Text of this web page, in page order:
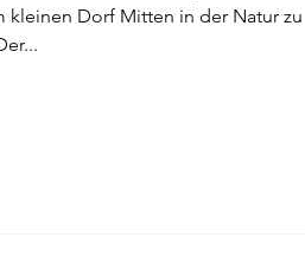
kleinen Dorf Mitten in der Natur zu